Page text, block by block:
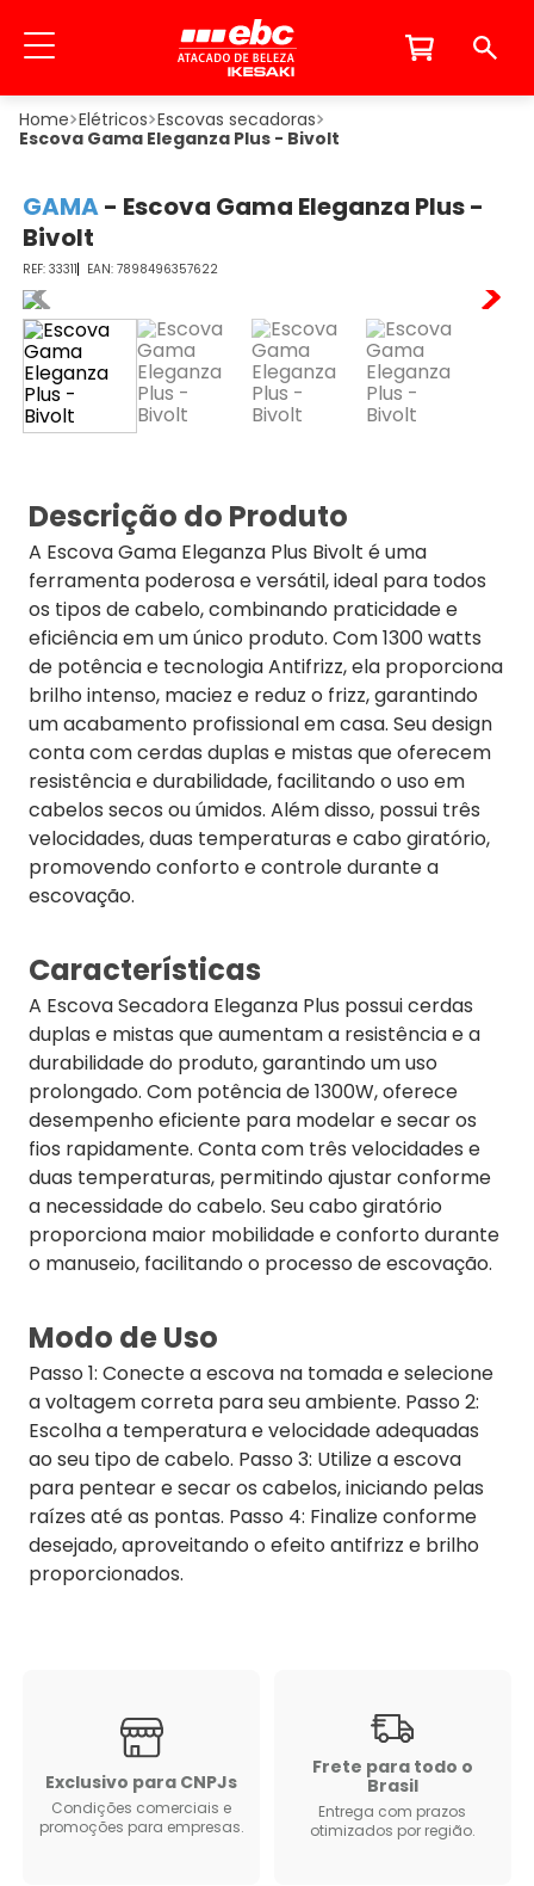
Elétricos Escovas secadoras
Escova Gama Eleganza Plus - Bivolt
GAMA- Escova Gama Eleganza Plus -
Bivolt
33311 7898496357622
Descrição do Produto
A Escova Gama Eleganza Plus Bivolt é uma
ferramenta poderosa e versátil, ideal para todos
os tipos de cabelo, combinando praticidade e
eficiência em um único produto. Com 1300 watts
de potência e tecnologia Antifrizz, ela proporciona
brilho intenso, maciez e reduz o frizz, garantindo
um acabamento profissional em casa. Seu design
conta com cerdas duplas e mistas que oferecem
resistência e durabilidade, facilitando o uso em
cabelos secos ou úmidos. Além disso, possui três
velocidades, duas temperaturas e cabo giratório,
promovendo conforto e controle durante a
escovação.
Características
A Escova Secadora Eleganza Plus possui cerdas
duplas e mistas que aumentam a resistência e a
durabilidade do produto, garantindo um uso
prolongado. Com potência de 1300W, oferece
desempenho eficiente para modelar e secar os
fios rapidamente. Conta com três velocidades e
duas temperaturas, permitindo ajustar conforme
a necessidade do cabelo. Seu cabo giratório
proporciona maior mobilidade e conforto durante
o manuseio, facilitando o processo de escovação.
Modo de Uso
Passo 1: Conecte a escova na tomada e selecione
a voltagem correta para seu ambiente. Passo 2:
Escolha a temperatura e velocidade adequadas
ao seu tipo de cabelo. Passo 3: Utilize a escova
para pentear e secar os cabelos, iniciando pelas
raízes até as pontas. Passo 4: Finalize conforme
desejado, aproveitando o efeito antifrizz e brilho
proporcionados.
Exclusivo para CNPJs
Condições comerciais e
promoções para empresas.
Frete para todo o
Brasil
Entrega com prazos
otimizados por região.